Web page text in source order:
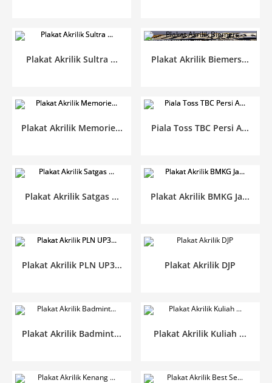
Plakat Akrilik Sultra ... Plakat Akrilik Biemers...
Plakat Akrilik Memorie... Piala Toss TBC Persi A...
Plakat Akrilik Satgas ... Plakat Akrilik BMKG Ja...
Plakat Akrilik PLN UP3... Plakat Akrilik DJP
Plakat Akrilik Badmint... Plakat Akrilik Kuliah ...